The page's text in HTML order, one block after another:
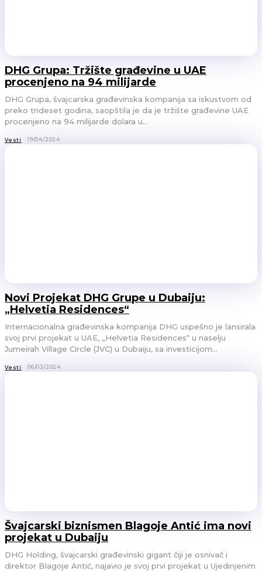
DHG Grupa: Tržište građevine u UAE
procenjeno na 94 milijarde
DHG Grupa, švajcarska građevinska kompanija sa iskustvom od
preko trideset godina, saopštila je da je tržište građevine UAE
procenjeno na 94 milijarde dolara u...
Vesti 19/04/2024
Novi Projekat DHG Grupe u Dubaiju:
„Helvetia Residences“
Internacionalna građevinska kompanija DHG uspešno je lansirala
svoj prvi projekat u UAE, „Helvetia Residences“ u naselju
Jumeirah Village Circle (JVC) u Dubaiju, sa investicijom...
Vesti 06/03/2024
Švajcarski biznismen Blagoje Antić ima novi
projekat u Dubaiju
DHG Holding, švajcarski građevinski gigant čiji je osnivač i
direktor Blagoje Antić, najavio je svoj prvi projekat u Ujedinjenim